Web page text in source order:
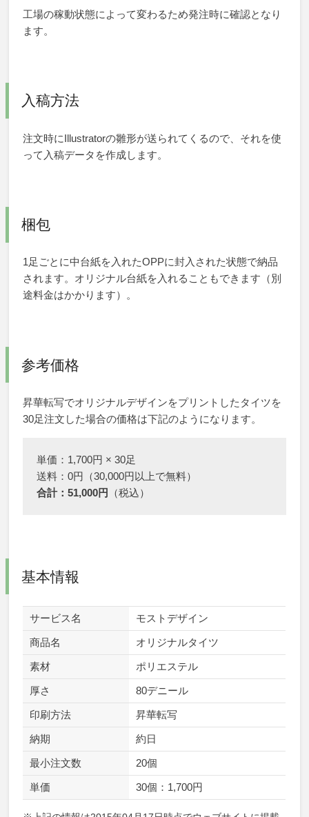
工場の稼動状態によって変わるため発注時に確認となり
ます。
入稿方法
注文時にIllustratorの雛形が送られてくるので、それを使
って入稿データを作成します。
梱包
1足ごとに中台紙を入れたOPPに封入された状態で納品
されます。オリジナル台紙を入れることもできます（別
途料金はかかります）。
参考価格
昇華転写でオリジナルデザインをプリントしたタイツを
30足注文した場合の価格は下記のようになります。
単価：1,700円 × 30足
送料：0円（30,000円以上で無料）
合計：51,000円
（税込）
基本情報
サービス名 モストデザイン
商品名 オリジナルタイツ
素材 ポリエステル
厚さ 80デニール
印刷方法 昇華転写
納期 約日
最小注文数 20個
単価 30個：1,700円